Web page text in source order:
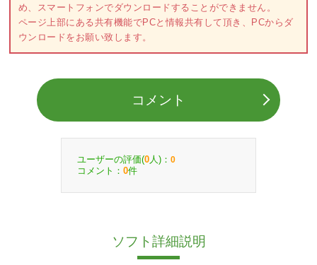
め、スマートフォンでダウンロードすることができません。
ページ上部にある共有機能でPCと情報共有して頂き、PCからダ
ウンロードをお願い致します。
コメント
ユーザーの評価(0 人)： 0
コメント： 0件
ソフト詳細説明